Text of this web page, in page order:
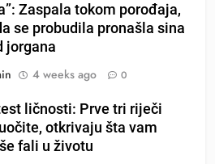
Zaspala tokom porođaja,
se probudila pronašla sina
jorgana
4 weeks ago 0
ličnosti: Prve tri riječi
otkrivaju šta vam
fali u životu